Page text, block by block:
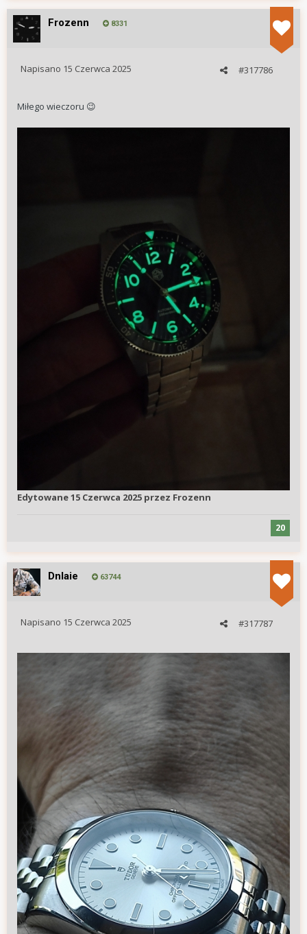
Frozenn 8331
#317786
Napisano 15 Czerwca 2025
Miłego wieczoru 😉
Edytowane15 Czerwca 2025 przez Frozenn
20
Dnlaie 63744
#317787
Napisano 15 Czerwca 2025